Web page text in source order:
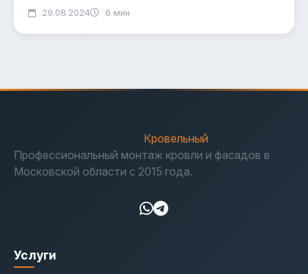
29.08.2024 6 мин
Кровельный
Профессиональный монтаж кровли и фасадов в
Московской области с 2015 года.
Услуги